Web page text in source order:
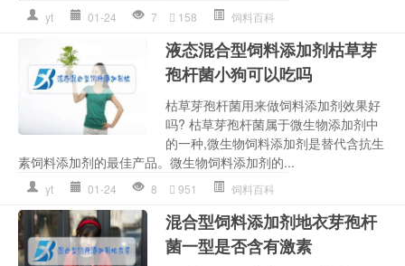
yt 01-24 7 158 饲料百科
液态混合型饲料添加剂枯草芽
孢杆菌小狗可以吃吗
枯草芽孢杆菌用来做饲料添加剂效果好
吗? 枯草芽孢杆菌属于微生物添加剂中
的一种,微生物饲料添加剂是替代含抗生
素饲料添加剂的最佳产品。微生物饲料添加剂的...
yt 01-24 8 951 饲料百科
混合型饲料添加剂地衣芽孢杆
菌一型是否含有激素